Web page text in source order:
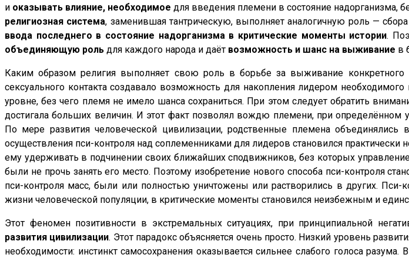
и оказывать влияние, необходимое для введения племени в состояние надорганизма,
религиозная система, заменившая тантрическую, выполняет аналогичную роль —
ввода последнего в состояние надорганизма в критические моменты истории.
объединяющую роль для каждого народа и даёт возможность и шанс на выживание в
Каким образом религия выполняет свою роль в борьбе за выживание
сексуального контакта создавало возможность для накопления лидером
уровне, без чего племя не имело шанса сохраниться. При этом следует обратить
достигала больших величин. И этот факт позволял вождю племени, при определённом
По мере развития человеческой цивилизации, родственные племена объединялись
осуществления пси-контроля над соплеменниками для лидеров становился
ему удерживать в подчинении своих ближайших сподвижников, без которых
были не прочь занять его место. Поэтому изобретение нового способа пси-контроля
пси-контроля масс, были или полностью уничтожены или растворились в других.
жизни человеческой популяции, в критические моменты становился неизбежным и
Этот феномен позитивности в экстремальных ситуациях, при принципиальной
развития цивилизации. Этот парадокс объясняется очень просто. Низкий уровень
необходимости: инстинкт самосохранения оказывается сильнее слабого голоса